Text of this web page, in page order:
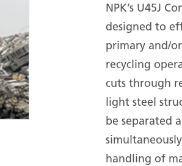
NPK’s U45J
designed to
primary and/
recycling
cuts through
light steel
be separated
handling of